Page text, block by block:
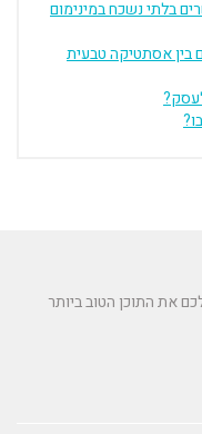
בלתי נשכח במינימום
בין אסתטיקה טבעית
שכבר 20 שנה מביא לכם את התוכן הטוב ביותר